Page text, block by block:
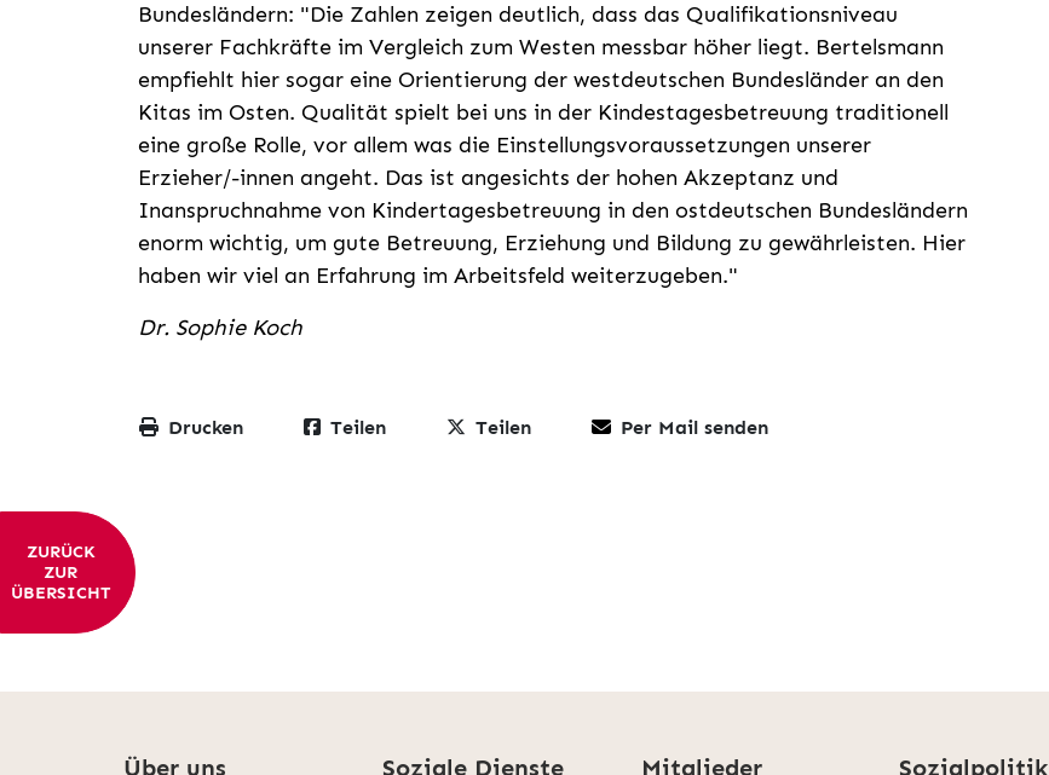
Bundesländern: "Die Zahlen zeigen deutlich, dass das Qualifikationsniveau
unserer Fachkräfte im Vergleich zum Westen messbar höher liegt. Bertelsmann
empfiehlt hier sogar eine Orientierung der westdeutschen Bundesländer an den
Kitas im Osten. Qualität spielt bei uns in der Kindestagesbetreuung traditionell
eine große Rolle, vor allem was die Einstellungsvoraussetzungen unserer
Erzieher/-innen angeht. Das ist angesichts der hohen Akzeptanz und
Inanspruchnahme von Kindertagesbetreuung in den ostdeutschen Bundesländern
enorm wichtig, um gute Betreuung, Erziehung und Bildung zu gewährleisten. Hier
haben wir viel an Erfahrung im Arbeitsfeld weiterzugeben."
Dr. Sophie Koch
Drucken Teilen Teilen Per Mail senden
ZURÜCK
ZUR
ÜBERSICHT
Über uns Soziale Dienste Mitglieder Sozialpolitik